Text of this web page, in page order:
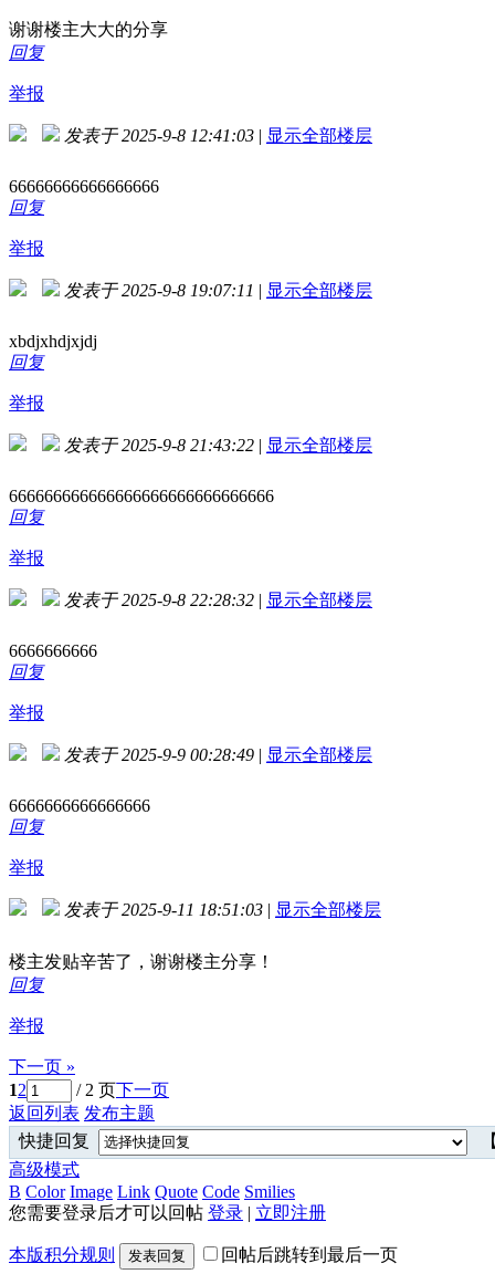
谢谢楼主大大的分享
回复
举报
发表于 2025-9-8 12:41:03 | 显示全部楼层
66666666666666666
回复
举报
发表于 2025-9-8 19:07:11 | 显示全部楼层
xbdjxhdjxjdj
回复
举报
发表于 2025-9-8 21:43:22 | 显示全部楼层
666666666666666666666666666666
回复
举报
发表于 2025-9-8 22:28:32 | 显示全部楼层
6666666666
回复
举报
发表于 2025-9-9 00:28:49 | 显示全部楼层
6666666666666666
回复
举报
发表于 2025-9-11 18:51:03 | 显示全部楼层
楼主发贴辛苦了，谢谢楼主分享！
回复
举报
下一页 »
12 / 2 页下一页
返回列表 发布主题
快捷回复
高级模式
B Color Image Link Quote Code Smilies
您需要登录后才可以回帖 登录 | 立即注册
本版积分规则 发表回复 回帖后跳转到最后一页